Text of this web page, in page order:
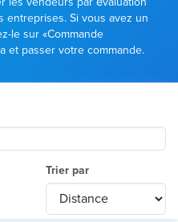
entreprises. Si vous avez un
le sur «Commande
et passer votre commande.
Trier par